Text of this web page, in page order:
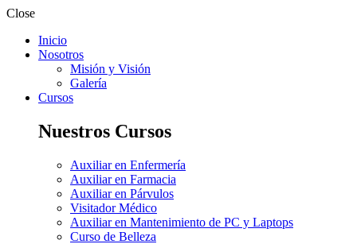
Close
Inicio
Nosotros
Misión y Visión
Galería
Cursos
Nuestros Cursos
Auxiliar en Enfermería
Auxiliar en Farmacia
Auxiliar en Párvulos
Visitador Médico
Auxiliar en Mantenimiento de PC y Laptops
Curso de Belleza